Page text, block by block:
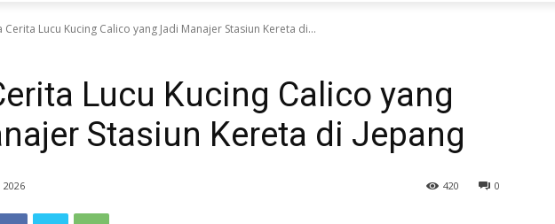
Cerita Lucu Kucing Calico yang Jadi Manajer Stasiun Kereta di...
Lucu Kucing Calico yang
Stasiun Kereta di Jepang
2026 0
420